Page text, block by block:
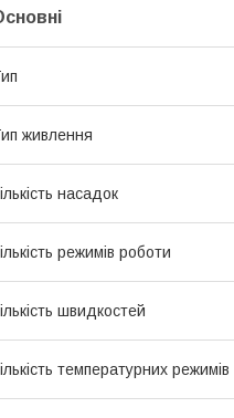
живлення
насадок
режимів роботи
швидкостей
температурних режимів